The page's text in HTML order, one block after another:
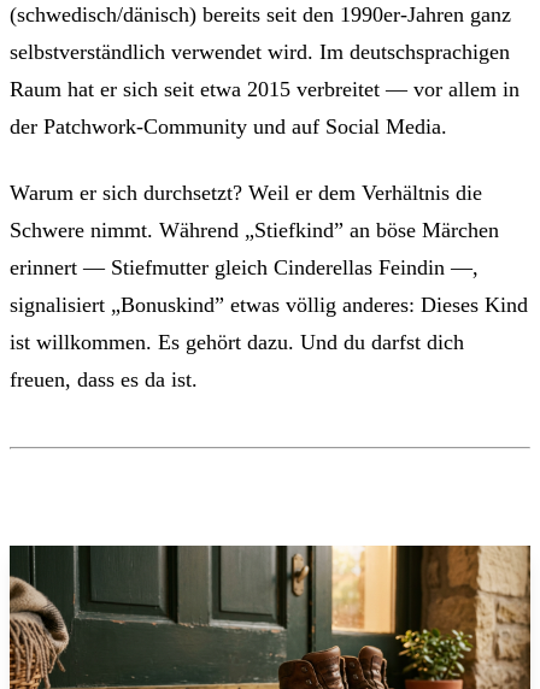
(schwedisch/dänisch) bereits seit den 1990er-Jahren ganz
selbstverständlich verwendet wird. Im deutschsprachigen
Raum hat er sich seit etwa 2015 verbreitet — vor allem in
der Patchwork-Community und auf Social Media.
Warum er sich durchsetzt? Weil er dem Verhältnis die
Schwere nimmt. Während „Stiefkind” an böse Märchen
erinnert — Stiefmutter gleich Cinderellas Feindin —,
signalisiert „Bonuskind” etwas völlig anderes: Dieses Kind
ist willkommen. Es gehört dazu. Und du darfst dich
freuen, dass es da ist.